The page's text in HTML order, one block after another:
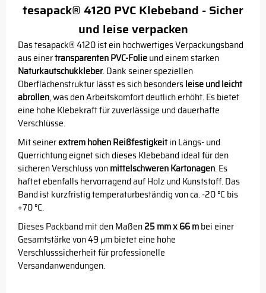
tesapack® 4120 PVC Klebeband - Sicher
und leise verpacken
Das tesapack® 4120 ist ein hochwertiges Verpackungsband
aus einertransparenten PVC-Folieund einem starken
Naturkautschukkleber. Dank seiner speziellen
Oberflächenstruktur lässt es sich besondersleise und leicht
abrollen, was den Arbeitskomfort deutlich erhöht. Es bietet
eine hohe Klebekraft für zuverlässige und dauerhafte
Verschlüsse.
Mit seinerextrem hohen Reißfestigkeitin Längs- und
Querrichtung eignet sich dieses Klebeband ideal für den
sicheren Verschluss vonmittelschweren Kartonagen. Es
haftet ebenfalls hervorragend auf Holz und Kunststoff. Das
Band ist kurzfristig temperaturbeständig von ca. -20 °C bis
+70 °C.
Dieses Packband mit den Maßen25 mm x 66 mbei einer
Gesamtstärke von 49 µm bietet eine hohe
Verschlusssicherheit für professionelle
Versandanwendungen.